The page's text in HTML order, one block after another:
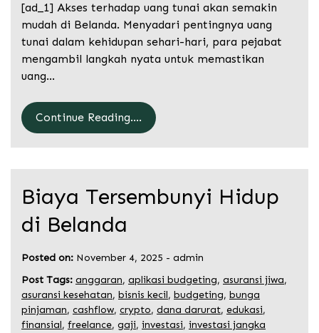
[ad_1] Akses terhadap uang tunai akan semakin
mudah di Belanda. Menyadari pentingnya uang
tunai dalam kehidupan sehari-hari, para pejabat
mengambil langkah nyata untuk memastikan
uang…
Continue Reading....
Biaya Tersembunyi Hidup
di Belanda
Posted on: November 4, 2025 - admin
Post Tags: anggaran, aplikasi budgeting, asuransi jiwa,
asuransi kesehatan, bisnis kecil, budgeting, bunga
pinjaman, cashflow, crypto, dana darurat, edukasi,
finansial, freelance, gaji, investasi, investasi jangka